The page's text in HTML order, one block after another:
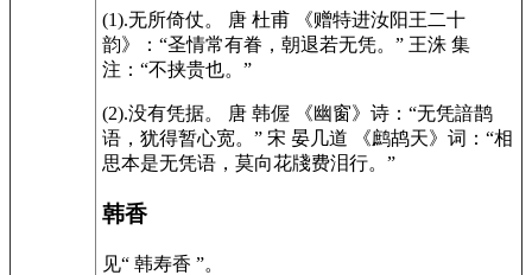
(1).无所倚仗。 唐 杜甫 《赠特进汝阳王二十
韵》：“圣情常有眷，朝退若无凭。” 王洙 集
注：“不挟贵也。”
(2).没有凭据。 唐 韩偓 《幽窗》诗：“无凭諳鹊
语，犹得暂心宽。” 宋 晏几道 《鹧鸪天》词：“相
思本是无凭语，莫向花牋费泪行。”
韩香
见“ 韩寿香 ”。